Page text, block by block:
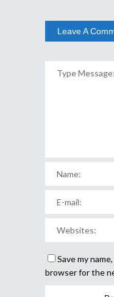
Leave A
Save my
browser for the